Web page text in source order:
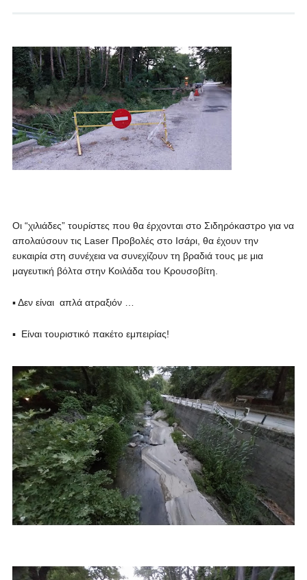
Οι “χιλιάδες” τουρίστες που θα έρχονται στο Σιδηρόκαστρο για να
απολαύσουν τις Laser Προβολές στο Ισάρι, θα έχουν την
ευκαιρία στη συνέχεια να συνεχίζουν τη βραδιά τους με μια
μαγευτική βόλτα στην Κοιλάδα του Κρουσοβίτη.
▪ Δεν είναι απλά ατραξιόν …
▪ Είναι τουριστικό πακέτο εμπειρίας!